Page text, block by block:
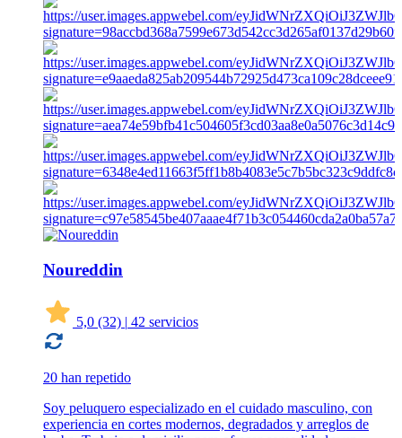
Noureddin
5,0 (32) | 42 servicios
20 han repetido
Soy peluquero especializado en el cuidado masculino, con
experiencia en cortes modernos, degradados y arreglos de